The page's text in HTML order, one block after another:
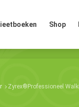
Shop
Zyrex®Professioneel